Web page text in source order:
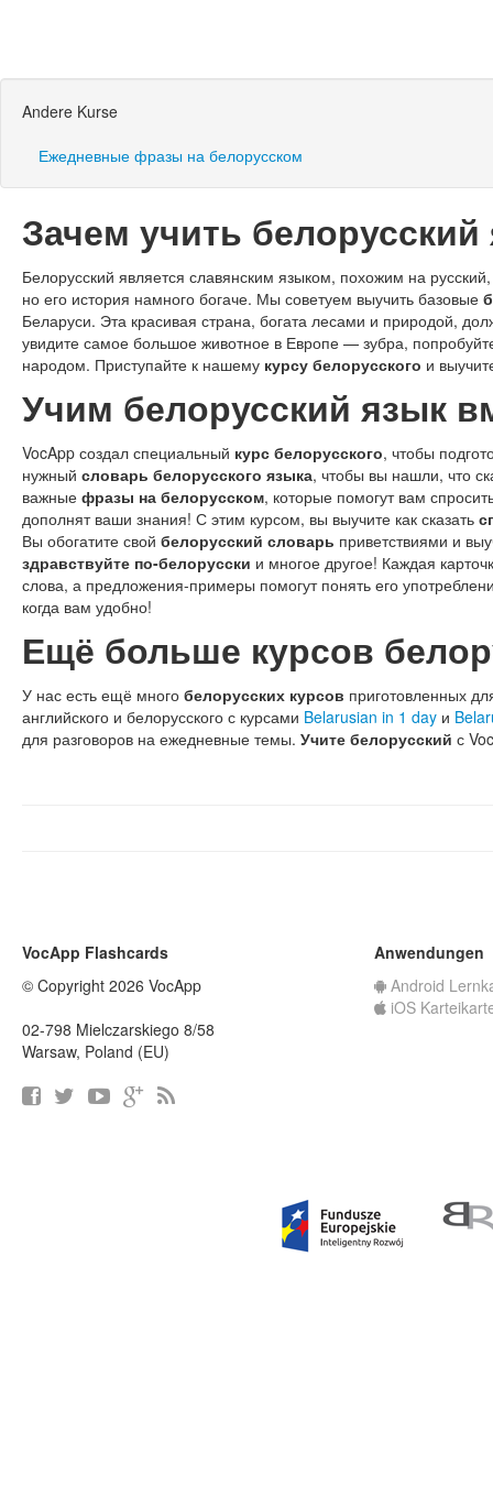
Andere Kurse
Ежедневные фразы на белорусском
Зачем учить
Белорусский является славянским языком, похожим на
но его история намного богаче. Мы советуем выучить базовые
Беларуси. Эта красивая страна, богата лесами и природой,
увидите самое большое животное в Европе — зубра,
народом. Приступайте к нашему курсу белорусского и
Учим белорусский язык
VocApp создал специальный курс белорусского, чтобы
нужный словарь белорусского языка, чтобы вы нашли, что
важные фразы на белорусском, которые помогут вам
дополнят ваши знания! С этим курсом, вы выучите как сказать
Вы обогатите свой белорусский словарь приветствиями и
здравствуйте по-белорусски и многое другое! Каждая
слова, а предложения-примеры помогут понять его
когда вам удобно!
Ещё больше курсов
У нас есть ещё много белорусских курсов приготовленных
английского и белорусского с курсами Belarusian in 1 day и
для разговоров на ежедневные темы. Учите белорусский с
VocApp Flashcards
© Copyright 2026 VocApp
02-798 Mielczarskiego 8/58
Warsaw, Poland (EU)
Anwendungen
Android
iOS